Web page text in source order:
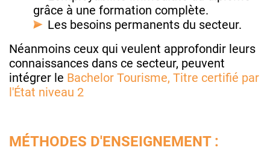
grâce à une formation complète.
Les besoins permanents du secteur.
Néanmoins ceux qui veulent approfondir leurs
connaissances dans ce secteur, peuvent
intégrer le Bachelor Tourisme, Titre certifié par
l'État niveau 2
MÉTHODES D'ENSEIGNEMENT :